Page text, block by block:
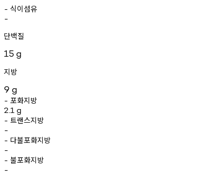
- 식이섬유
-
단백질
15 g
지방
9 g
- 포화지방
2.1 g
- 트랜스지방
-
- 다불포화지방
-
- 불포화지방
-